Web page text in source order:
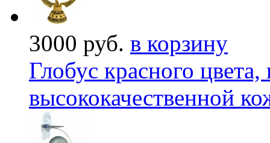
3000 руб. в корзину
Глобус красного
высококачественной